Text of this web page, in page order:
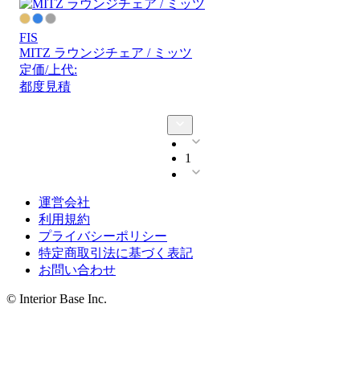
FIS
MITZ ラウンジチェア / ミッツ
定価/上代:
都度見積
1
運営会社
利用規約
プライバシーポリシー
特定商取引法に基づく表記
お問い合わせ
© Interior Base Inc.